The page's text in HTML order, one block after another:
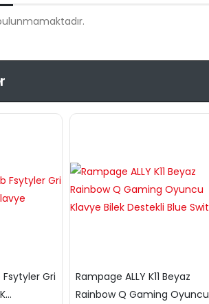
Fsytyler Gri
Rampage ALLY K11 Beyaz
Rainbow Q Gaming Oyuncu